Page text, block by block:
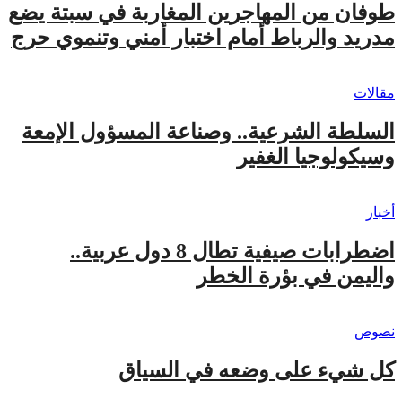
طوفان من المهاجرين المغاربة في سبتة يضع
مدريد والرباط أمام اختبار أمني وتنموي حرج
مقالات
السلطة الشرعية.. وصناعة المسؤول الإمعة
وسيكولوجيا الغفير
أخبار
اضطرابات صيفية تطال 8 دول عربية..
واليمن في بؤرة الخطر
نصوص
كل شيء على وضعه في السياق